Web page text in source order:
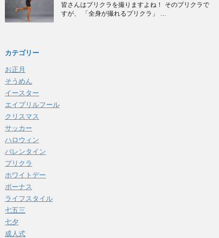
皆さんはプリクラを撮りますよね！ そのプリクラで
すが、 「全身が撮れるプリクラ」 ...
カテゴリー
お正月
そうめん
イースター
エイプリルフール
クリスマス
サッカー
ハロウィン
バレンタイン
プリクラ
ホワイトデー
ボーナス
ライフスタイル
七五三
七夕
成人式